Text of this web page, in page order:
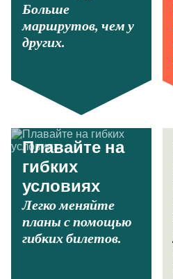
Больше
маршрутов, чем у
других.
Плавайте на
гибких
условиях
Легко меняйте
планы с помощью
гибких билетов.